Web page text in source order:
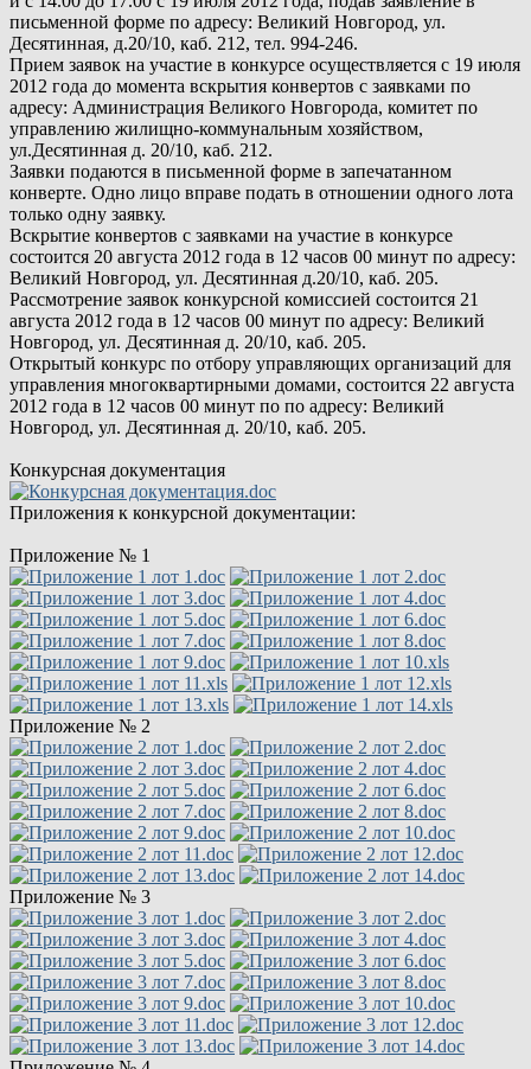
письменной форме по адресу: Великий Новгород, ул.
Десятинная, д.20/10, каб. 212, тел. 994-246.
Прием заявок на участие в конкурсе осуществляется с 19 июля
2012 года до момента вскрытия конвертов с заявками по
адресу: Администрация Великого Новгорода, комитет по
управлению жилищно-коммунальным хозяйством,
ул.Десятинная д. 20/10, каб. 212.
Заявки подаются в письменной форме в запечатанном
конверте. Одно лицо вправе подать в отношении одного лота
только одну заявку.
Вскрытие конвертов с заявками на участие в конкурсе
состоится 20 августа 2012 года в 12 часов 00 минут по адресу:
Великий Новгород, ул. Десятинная д.20/10, каб. 205.
Рассмотрение заявок конкурсной комиссией состоится 21
августа 2012 года в 12 часов 00 минут по адресу: Великий
Новгород, ул. Десятинная д. 20/10, каб. 205.
Открытый конкурс по отбору управляющих организаций для
управления многоквартирными домами, состоится 22 августа
2012 года в 12 часов 00 минут по по адресу: Великий
Новгород, ул. Десятинная д. 20/10, каб. 205.
Конкурсная документация
Приложения к конкурсной документации:
Приложение № 1
Приложение № 2
Приложение № 3